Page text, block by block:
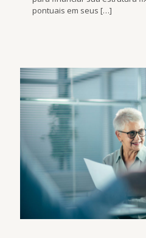
pontuais em seus […]